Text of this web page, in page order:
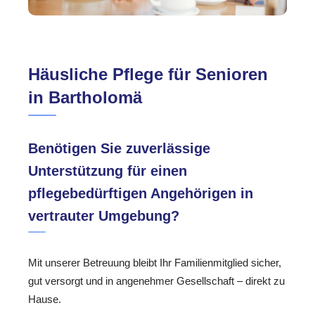
Häusliche Pflege für Senioren
in Bartholomä
Benötigen Sie zuverlässige
Unterstützung für einen
pflegebedürftigen Angehörigen in
vertrauter Umgebung?
Mit unserer Betreuung bleibt Ihr Familienmitglied sicher,
gut versorgt und in angenehmer Gesellschaft – direkt zu
Hause.